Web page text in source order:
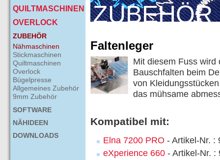
QUILTMASCHINEN
OVERLOCK
ZUBEHÖR
Nähmaschinen
Stickmaschinen
Quiltmaschinen
Overlock
Bügelpresse
Allgemeines Zubehör
9mm Zubehör
SOFTWARE
NÄHIDEEN
DOWNLOADS
ZUBEHÖR
Faltenleger
Mit diesem Fuss wird
Bauschfalten beim
von
das mühsame
Kompatibel mit:
Elna 7200 PRO - Artikel-Nr. :
eXperience 660 - Artikel-Nr. :